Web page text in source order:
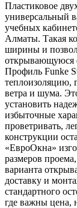
Пластиковое
универсальный
учебных
Алматы. Такая
ширины и
открывающуюся
Профиль Funke
теплоизоляцию,
ветра и шума.
установить
избыточные
проветривать,
конструкции
«ЕвроОкна»
размеров
варианта
доставку и
стандартного
где важны цена,